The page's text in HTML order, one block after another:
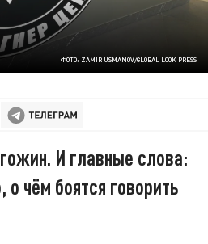
ФОТО: ZAMIR USMANOV/GLOBAL LOOK PRESS
И главные слова:
чём боятся говорить